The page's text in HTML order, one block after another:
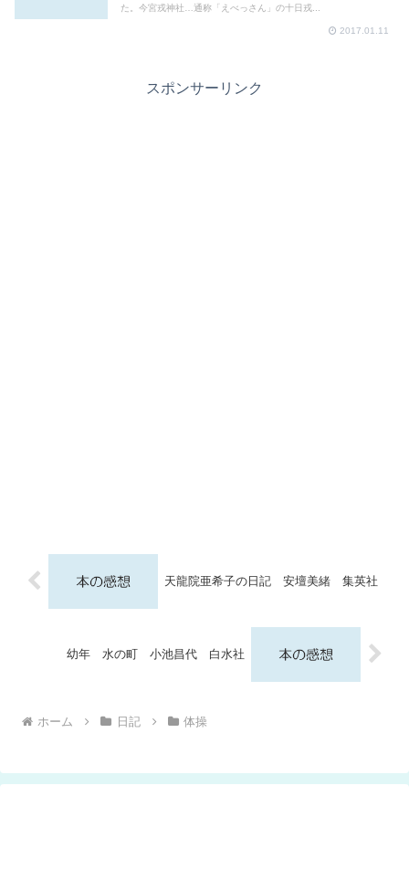
た。今宮戎神社…通称「えべっさん」の十日戎...
2017.01.11
スポンサーリンク
天龍院亜希子の日記 安壇美緒 集英社
幼年 水の町 小池昌代 白水社
ホーム 日記 体操